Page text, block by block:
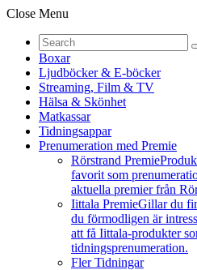
Close Menu
Boxar
Ljudböcker & E-böcker
Streaming, Film & TV
Hälsa & Skönhet
Matkassar
Tidningsappar
Prenumeration med Premie
Rörstrand Premie
favorit som
aktuella premier från
Iittala PremieGillar du
du förmodligen är
att få Iittala-produkter
tidningsprenumeration.
Fler Tidningar